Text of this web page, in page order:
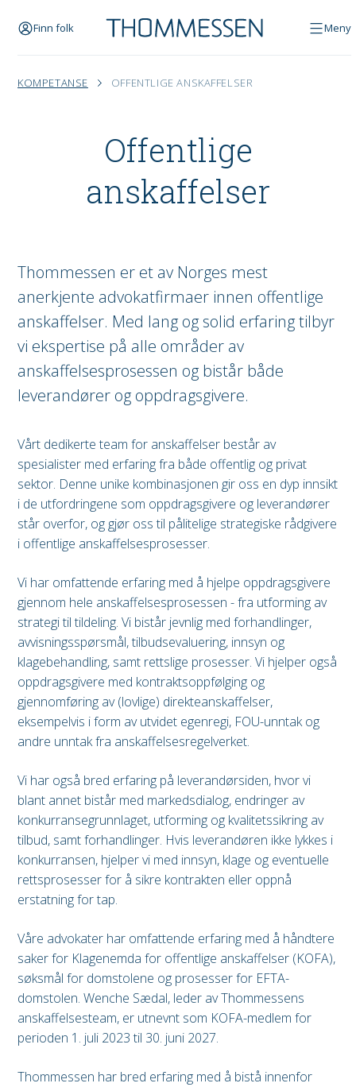
Finn folk Meny
KOMPETANSE OFFENTLIGE ANSKAFFELSER
Offentlige
anskaffelser
Thommessen er et av Norges mest
anerkjente advokatfirmaer innen offentlige
anskaffelser. Med lang og solid erfaring tilbyr
vi ekspertise på alle områder av
anskaffelsesprosessen og bistår både
leverandører og oppdragsgivere.
Vårt dedikerte team for anskaffelser består av
spesialister med erfaring fra både offentlig og privat
sektor. Denne unike kombinasjonen gir oss en dyp innsikt
i de utfordringene som oppdragsgivere og leverandører
står overfor, og gjør oss til pålitelige strategiske rådgivere
i offentlige anskaffelsesprosesser.
Vi har omfattende erfaring med å hjelpe oppdragsgivere
gjennom hele anskaffelsesprosessen - fra utforming av
strategi til tildeling. Vi bistår jevnlig med forhandlinger,
avvisningsspørsmål, tilbudsevaluering, innsyn og
klagebehandling, samt rettslige prosesser. Vi hjelper også
oppdragsgivere med kontraktsoppfølging og
gjennomføring av (lovlige) direkteanskaffelser,
eksempelvis i form av utvidet egenregi, FOU-unntak og
andre unntak fra anskaffelsesregelverket.
Vi har også bred erfaring på leverandørsiden, hvor vi
blant annet bistår med markedsdialog, endringer av
konkurransegrunnlaget, utforming og kvalitetssikring av
tilbud, samt forhandlinger. Hvis leverandøren ikke lykkes i
konkurransen, hjelper vi med innsyn, klage og eventuelle
rettsprosesser for å sikre kontrakten eller oppnå
erstatning for tap.
Våre advokater har omfattende erfaring med å håndtere
saker for Klagenemda for offentlige anskaffelser (KOFA),
søksmål for domstolene og prosesser for EFTA-
domstolen. Wenche Sædal, leder av Thommessens
anskaffelsesteam, er utnevnt som KOFA-medlem for
perioden 1. juli 2023 til 30. juni 2027.
Thommessen har bred erfaring med å bistå innenfor